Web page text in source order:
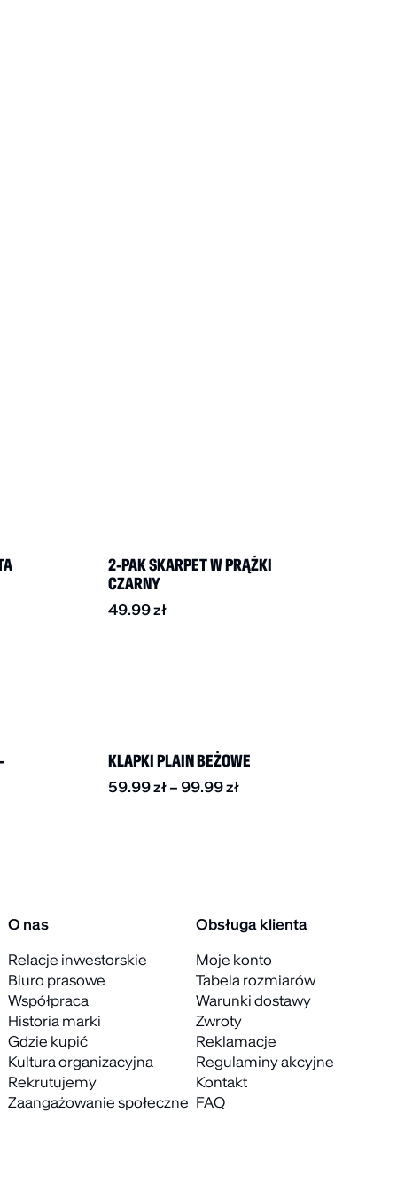
2-PAK SKARPET W PRĄŻKI
CZARNY
49.99zł
KLAPKI PLAIN BEŻOWE
59.99zł – 99.99zł
O nas
Relacje inwestorskie
Biuro prasowe
Współpraca
Historia marki
Gdzie kupić
Kultura organizacyjna
Rekrutujemy
Zaangażowanie społeczne
Obsługa klienta
Moje konto
Tabela rozmiarów
Warunki dostawy
Zwroty
Reklamacje
Regulaminy akcyjne
Kontakt
FAQ